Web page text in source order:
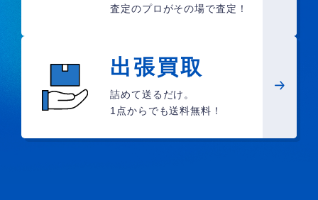
査定のプロがその場で査定！
出張買取
詰めて送るだけ。
1点からでも送料無料！